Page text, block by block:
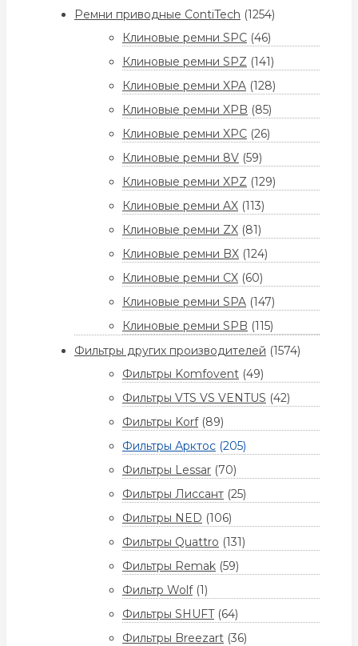
Ремни приводные ContiTech (1254)
Клиновые ремни SPC (46)
Клиновые ремни SPZ (141)
Клиновые ремни XPA (128)
Клиновые ремни XPB (85)
Клиновые ремни XPC (26)
Клиновые ремни 8V (59)
Клиновые ремни XPZ (129)
Клиновые ремни AX (113)
Клиновые ремни ZX (81)
Клиновые ремни BX (124)
Клиновые ремни CX (60)
Клиновые ремни SPA (147)
Клиновые ремни SPB (115)
Фильтры других производителей (1574)
Фильтры Komfovent (49)
Фильтры VTS VS VENTUS (42)
Фильтры Korf (89)
Фильтры Арктос (205)
Фильтры Lessar (70)
Фильтры Лиссант (25)
Фильтры NED (106)
Фильтры Quattro (131)
Фильтры Remak (59)
Фильтр Wolf (1)
Фильтры SHUFT (64)
Фильтры Breezart (36)